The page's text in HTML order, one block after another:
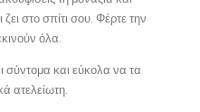
στο σπίτι σου. Φέρτε την
όλα.
σύντομα και εύκολα να τα
ατελείωτη.